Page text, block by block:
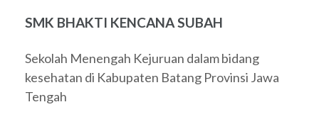
SMK BHAKTI KENCANA SUBAH
Sekolah Menengah Kejuruan dalam bidang
kesehatan di Kabupaten Batang Provinsi Jawa
Tengah